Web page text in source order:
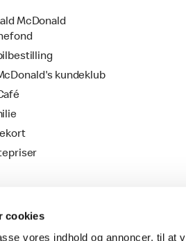
cookies
vores indhold og annoncer, til at
McDonald
kundeklub